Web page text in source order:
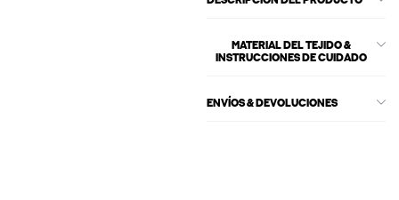
MATERIAL DEL TEJIDO &
INSTRUCCIONES DE CUIDADO
ENVÍOS & DEVOLUCIONES